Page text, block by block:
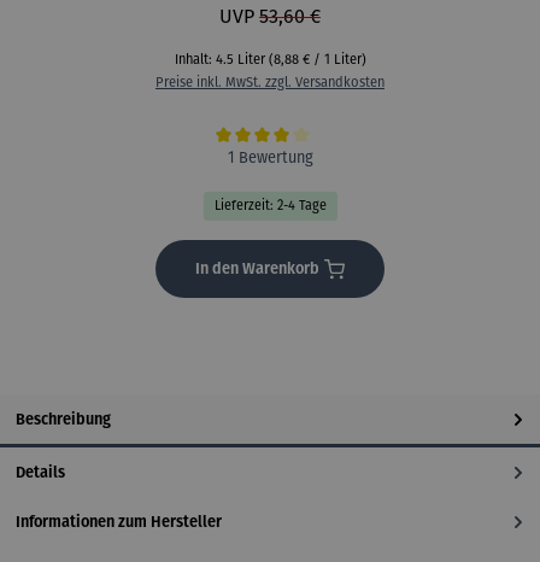
UVP 53,60 €
Inhalt: 4.5 Liter (8,88 € / 1 Liter)
Preise inkl. MwSt. zzgl. Versandkosten
Durchschnittliche Bewertung von 4 von 5 Sternen
1 Bewertung
Lieferzeit: 2-4 Tage
In den Warenkorb
Beschreibung
Details
Informationen zum Hersteller